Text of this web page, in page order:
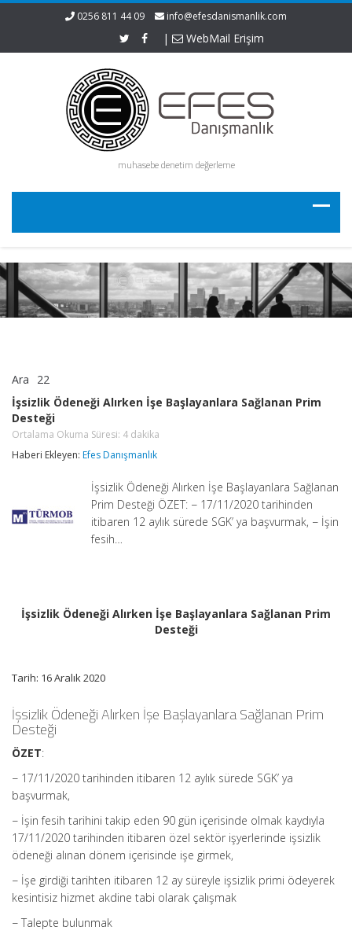
0256 811 44 09 info@efesdanismanlik.com
| WebMail Erişim
muhasebe denetim değerleme
Ara 22
Alırken
Başlayanlara
Prim
Ortalama
Okuma
Süresi:
dakika
İşsizlik Ödeneği Alırken İşe Başlayanlara Sağlanan Prim
Desteği
Ortalama Okuma Süresi: 4 dakika
Haberi Ekleyen: Efes Danışmanlık
İşsizlik Ödeneği Alırken İşe Başlayanlara Sağlanan
Prim Desteği ÖZET: − 17/11/2020 tarihinden
itibaren 12 aylık sürede SGK’ ya başvurmak, − İşin
fesih…
İşsizlik Ödeneği Alırken İşe Başlayanlara Sağlanan Prim
Desteği
Tarih: 16 Aralık 2020
İşsizlik Ödeneği Alırken İşe Başlayanlara Sağlanan Prim
Desteği
ÖZET:
− 17/11/2020 tarihinden itibaren 12 aylık sürede SGK’ ya
başvurmak,
− İşin fesih tarihini takip eden 90 gün içerisinde olmak kaydıyla
17/11/2020 tarihinden itibaren özel sektör işyerlerinde işsizlik
ödeneği alınan dönem içerisinde işe girmek,
− İşe girdiği tarihten itibaren 12 ay süreyle işsizlik primi ödeyerek
kesintisiz hizmet akdine tabi olarak çalışmak
− Talepte bulunmak